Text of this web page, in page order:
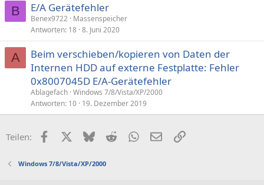
B E/A Gerätefehler
Benex9722 Massenspeicher
Antworten 18 8. Juni 2020
A
Beim verschieben/kopieren von Daten der
Internen HDD auf externe Festplatte: Fehler
0x8007045D E/A-Gerätefehler
Ablagefach Windows 7/8/Vista/XP/2000
Antworten 10 19. Dezember 2019
Teilen: FacebookX (Twitter)
BlueskyRedditWhatsApp
E-MailLink
Windows 7/8/Vista/XP/2000